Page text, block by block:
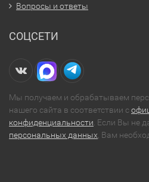
Вопросы и ответы
СОЦСЕТИ
Мы получаем и обрабатываем
нашего сайта в соответствии с
конфиденциальности . Если Вы не
персональных данных , Вам